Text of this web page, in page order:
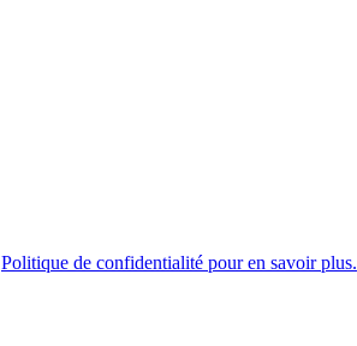
Politique de confidentialité pour en savoir plus.